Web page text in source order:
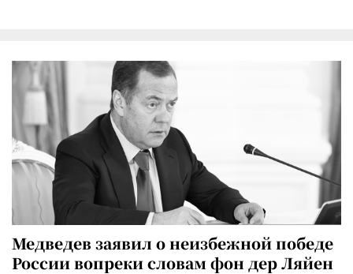
Медведев заявил о неизбежной победе
России вопреки словам фон дер Ляйен